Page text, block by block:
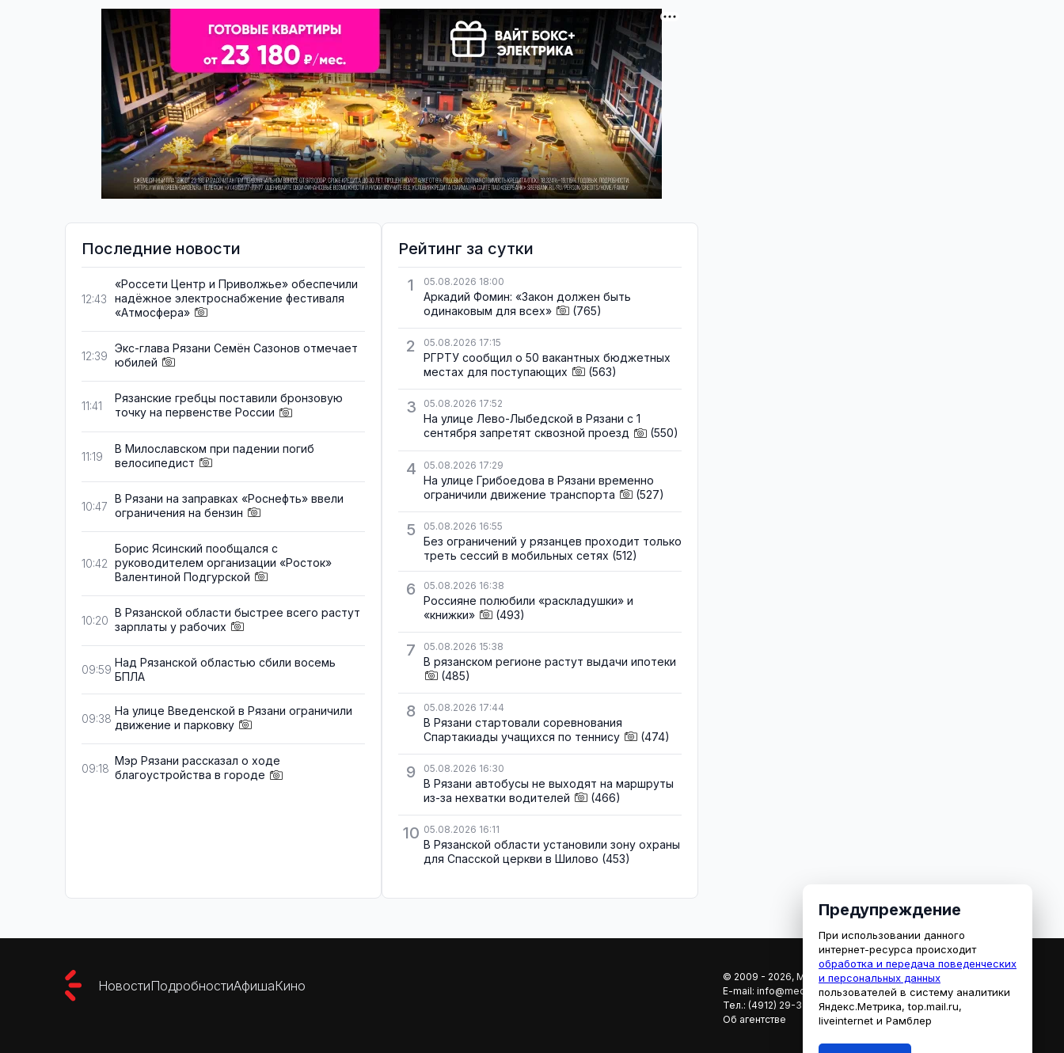
Последние новости
12:43
«Россети Центр и Приволжье» обеспечили
надёжное электроснабжение фестиваля
«Атмосфера»
12:39
Экс-глава Рязани Семён Сазонов отмечает
юбилей
11:41
Рязанские гребцы поставили бронзовую
точку на первенстве России
11:19
В Милославском при падении погиб
велосипедист
10:47
В Рязани на заправках «Роснефть» ввели
ограничения на бензин
10:42
Борис Ясинский пообщался с
руководителем организации «Росток»
Валентиной Подгурской
10:20
В Рязанской области быстрее всего растут
зарплаты у рабочих
09:59
Над Рязанской областью сбили восемь
БПЛА
09:38
На улице Введенской в Рязани ограничили
движение и парковку
09:18
Мэр Рязани рассказал о ходе
благоустройства в городе
Рейтинг за сутки
1
05.08.2026 18:00
Аркадий Фомин: «Закон должен быть
одинаковым для всех»
(765)
2 05.08.2026 17:15
РГРТУ сообщил о 50 вакантных бюджетных
местах для поступающих
(563)
3 05.08.2026 17:52
На улице Лево-Лыбедской в Рязани с 1
сентября запретят сквозной проезд
(550)
4 05.08.2026 17:29
На улице Грибоедова в Рязани временно
ограничили движение транспорта
(527)
5 05.08.2026 16:55
Без ограничений у рязанцев проходит только
треть сессий в мобильных сетях (512)
6 05.08.2026 16:38
Россияне полюбили «раскладушки» и
«книжки»
(493)
7 05.08.2026 15:38
В рязанском регионе растут выдачи ипотеки
(485)
8 05.08.2026 17:44
В Рязани стартовали соревнования
Спартакиады учащихся по теннису
(474)
9 05.08.2026 16:30
В Рязани автобусы не выходят на маршруты
из-за нехватки водителей
(466)
10 05.08.2026 16:11
В Рязанской области установили зону охраны
для Спасской церкви в Шилово (453)
НовостиПодробностиАфишаКино
© 2009 - 2026, МЕДИАРЯЗАНЬ
E-mail: info@mediaryazan.ru,reklama@mediaryazan.ru
Тел.: (4912) 29-33-66
Об агентстве
Предупреждение
При использовании данного
интернет-ресурса происходит
обработка и передача поведенческих
и персональных данных
пользователей в систему аналитики
Яндекс.Метрика, top.mail.ru,
liveinternet и Рамблер